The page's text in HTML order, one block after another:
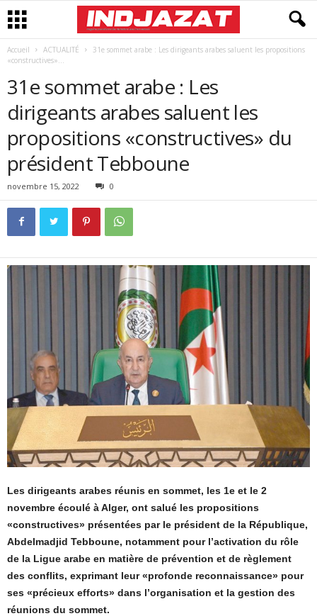
Accueil ACTUALITÉ
31e sommet arabe : Les dirigeants arabes saluent les propositions
«constructives»...
31e sommet arabe : Les
dirigeants arabes saluent les
propositions «constructives» du
président Tebboune
novembre 15, 2022 0
Les dirigeants arabes réunis en sommet, les 1e et le 2
novembre écoulé à Alger, ont salué les propositions
«constructives» présentées par le président de la République,
Abdelmadjid Tebboune, notamment pour l’activation du rôle
de la Ligue arabe en matière de prévention et de règlement
des conflits, exprimant leur «profonde reconnaissance» pour
ses «précieux efforts» dans l’organisation et la gestion des
réunions du sommet.